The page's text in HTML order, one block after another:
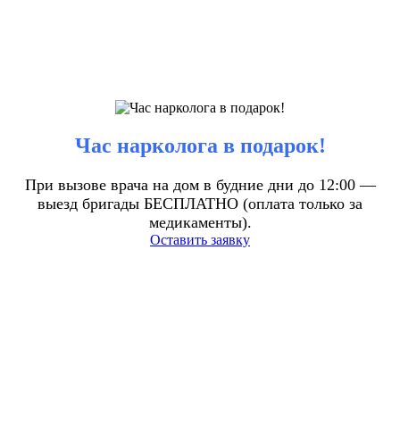
Час нарколога в подарок!
При вызове врача на дом в будние дни до 12:00 —
выезд бригады БЕСПЛАТНО (оплата только за
медикаменты).
Оставить заявку